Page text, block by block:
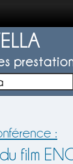
:
film